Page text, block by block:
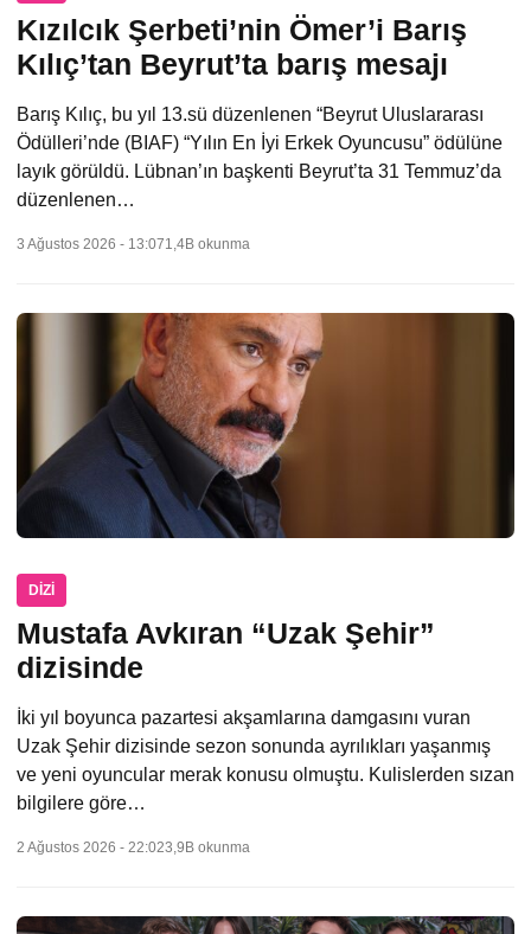
Kızılcık Şerbeti’nin Ömer’i Barış
Kılıç’tan Beyrut’ta barış mesajı
Barış Kılıç, bu yıl 13.sü düzenlenen “Beyrut Uluslararası
Ödülleri’nde (BIAF) “Yılın En İyi Erkek Oyuncusu” ödülüne
layık görüldü. Lübnan’ın başkenti Beyrut’ta 31 Temmuz’da
düzenlenen…
3 Ağustos 2026 - 13:071,4B okunma
DIZI
Mustafa Avkıran “Uzak Şehir”
dizisinde
İki yıl boyunca pazartesi akşamlarına damgasını vuran
Uzak Şehir dizisinde sezon sonunda ayrılıkları yaşanmış
ve yeni oyuncular merak konusu olmuştu. Kulislerden sızan
bilgilere göre…
2 Ağustos 2026 - 22:023,9B okunma